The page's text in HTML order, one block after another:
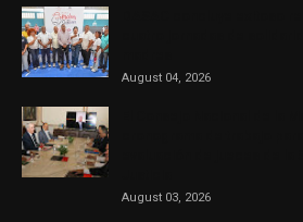
August 04, 2026
August 03, 2026